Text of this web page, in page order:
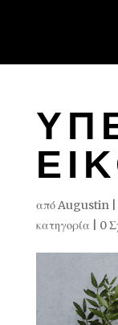
απόAugustin|
κατηγορία
0